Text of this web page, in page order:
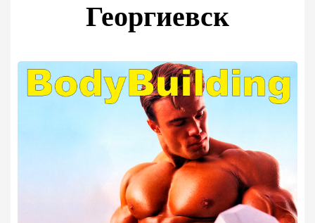
Георгиевск